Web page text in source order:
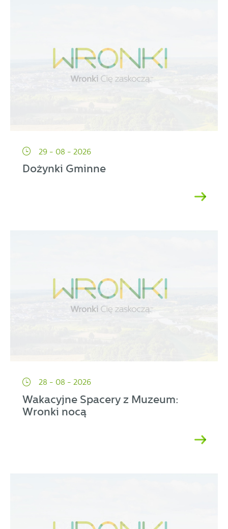
29 - 08 - 2026
Dożynki Gminne
28 - 08 - 2026
Wakacyjne Spacery z Muzeum:
Wronki nocą